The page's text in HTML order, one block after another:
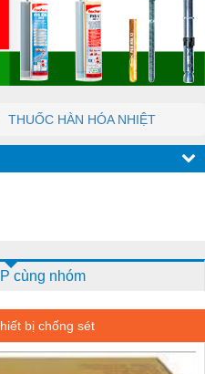
THUỐC HÀN HÓA NHIỆT
cùng nhóm
bị chống sét